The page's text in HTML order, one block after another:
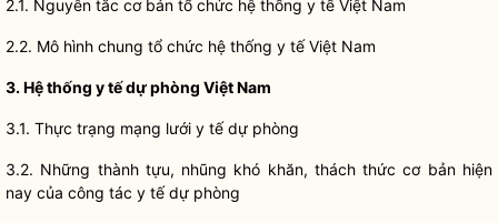
2.1. Nguyên tắc cơ bản tổ chức hệ thống y tế Việt Nam
2.2. Mô hình chung tổ chức hệ thống y tế Việt Nam
3. Hệ thống y tế dự phòng Việt Nam
3.1. Thực trạng mạng lưới y tế dự phòng
3.2. Những thành tựu, nhũng khó khăn, thách thức cơ bản hiện
nay của công tác y tế dự phòng